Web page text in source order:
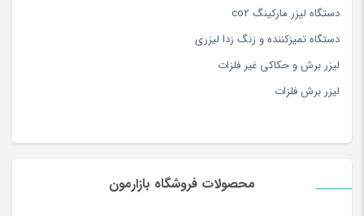
دستگاه لیزر مارکینگ co2
دستگاه تمیزکننده و زنگ زدا لیزری
لیزر برش و حکاکی غیر فلزات
لیزر برش فلزات
محصولات فروشگاه بازارمون
برد و کنترل
ویژگیهای دستگاه نسل جدید لیزر غیرفلزات 100*160: